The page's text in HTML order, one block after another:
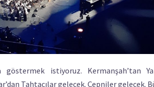
istiyoruz. Kermanşah’tan
Tahtacılar gelecek. Çepniler gelecek.